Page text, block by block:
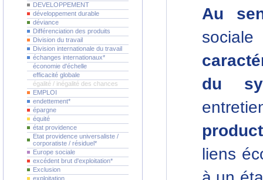
DEVELOPPEMENT
développement durable
déviance
Différenciation des produits
Division du travail
Division internationale du travail
échanges internationaux*
économie d'échelle
efficacité globale
égalité / inégalité des chances
EMPLOI
endettement*
épargne
équité
état providence
Etat providence universaliste /
corporatiste / résiduel*
Europe sociale
excédent brut d'exploitation*
Exclusion
exploitation
Au
du
liens